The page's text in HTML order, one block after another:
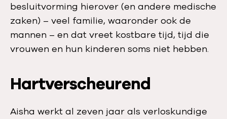
besluitvorming hierover (en andere medische
zaken) – veel familie, waaronder ook de
mannen – en dat vreet kostbare tijd, tijd die
vrouwen en hun kinderen soms niet hebben.
Hartverscheurend
Aisha werkt al zeven jaar als verloskundige